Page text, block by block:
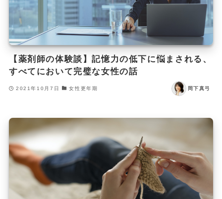
【薬剤師の体験談】記憶力の低下に悩まされる、
すべてにおいて完璧な女性の話
2021年10月7日 女性更年期 岡下真弓